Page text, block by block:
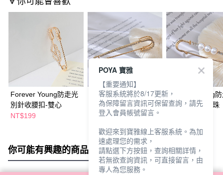
Forever Young防走光
別針收腰扣-雙心
NT$199
Forever Young防走光
別針收腰扣-晶鑽
NT$199
Forever Young
別針收腰扣-晶珠
你可能有興趣的商品 全站排行
POYA 寶雅
【重要通知】
客服系統將於8/17更新，
為保障留言資訊可保留查詢，請先
登入會員帳號留言。
歡迎來到寶雅線上客服系統。為加
速處理您的需求，
請點選下方按鈕，查詢相關詳情，
若無欲查詢資訊，可直接留言，由
專人為您服務。